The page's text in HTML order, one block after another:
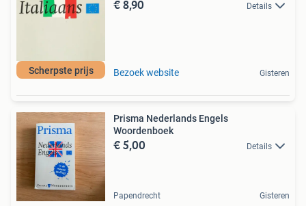
Scherpste prijs
€ 8,90 Details
Bezoek website Gisteren
Prisma Nederlands Engels
Woordenboek
€ 5,00 Details
Papendrecht Gisteren